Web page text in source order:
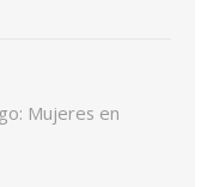
Mujeres en